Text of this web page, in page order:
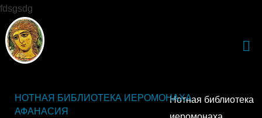
fdsgsdg
НОТНАЯ БИБЛИОТЕКА ИЕРОМОНАХА
АФАНАСИЯ
Нотная библиотека